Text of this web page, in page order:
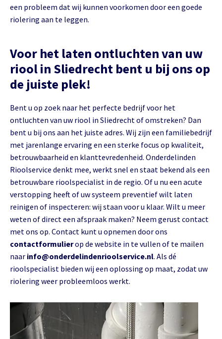
een probleem dat wij kunnen voorkomen door een goede
riolering aan te leggen.
Voor het laten ontluchten van uw
riool in Sliedrecht bent u bij ons op
de juiste plek!
Bent u op zoek naar het perfecte bedrijf voor het
ontluchten van uw riool in Sliedrecht of omstreken? Dan
bent u bij ons aan het juiste adres. Wij zijn een familiebedrijf
met jarenlange ervaring en een sterke focus op kwaliteit,
betrouwbaarheid en klanttevredenheid. Onderdelinden
Rioolservice denkt mee, werkt snel en staat bekend als een
betrouwbare rioolspecialist in de regio. Of u nu een acute
verstopping heeft of uw systeem preventief wilt laten
reinigen of inspecteren: wij staan voor u klaar. Wilt u meer
weten of direct een afspraak maken? Neem gerust contact
met ons op. Contact kunt u opnemen door ons
contactformulierop de website in te vullen of te mailen
naar info@onderdelindenrioolservice.nl. Als dé
rioolspecialist bieden wij een oplossing op maat, zodat uw
riolering weer probleemloos werkt.